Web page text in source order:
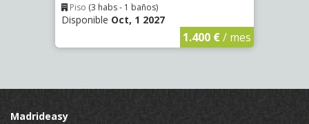
Piso (3 habs - 1 baños)
Disponible Oct, 1 2027
1.400 €/ mes
Madrideasy